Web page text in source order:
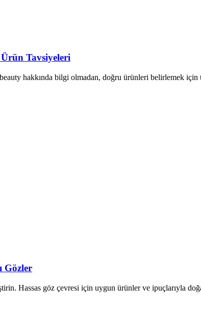
Tavsiyeleri
hakkında bilgi olmadan, doğru ürünleri belirlemek
Gözler
Hassas göz çevresi için uygun ürünler ve ipuçlarıyla